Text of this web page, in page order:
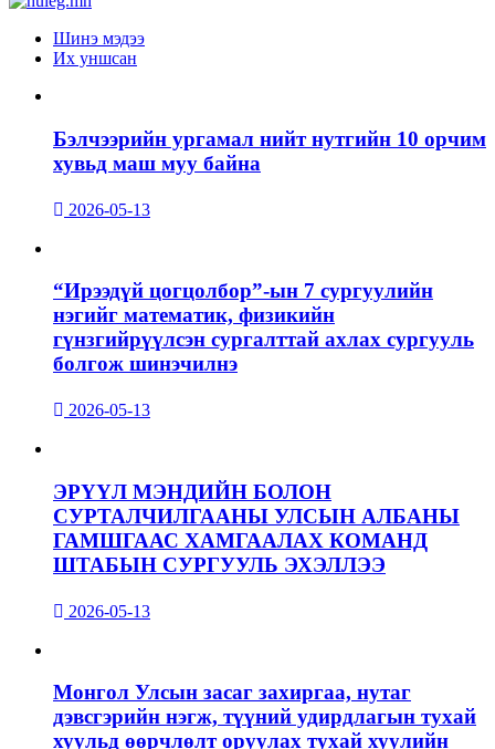
Шинэ мэдээ
Их уншсан
Бэлчээрийн ургамал нийт нутгийн 10 орчим
хувьд маш муу байна
2026-05-13
“Ирээдүй цогцолбор”-ын 7 сургуулийн
нэгийг математик, физикийн
гүнзгийрүүлсэн сургалттай ахлах сургууль
болгож шинэчилнэ
2026-05-13
ЭРҮҮЛ МЭНДИЙН БОЛОН
СУРТАЛЧИЛГААНЫ УЛСЫН АЛБАНЫ
ГАМШГААС ХАМГААЛАХ КОМАНД
ШТАБЫН СУРГУУЛЬ ЭХЭЛЛЭЭ
2026-05-13
Монгол Улсын засаг захиргаа, нутаг
дэвсгэрийн нэгж, түүний удирдлагын тухай
хуульд өөрчлөлт оруулах тухай хуулийн